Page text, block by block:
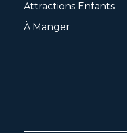
Attractions Enfants
À Manger